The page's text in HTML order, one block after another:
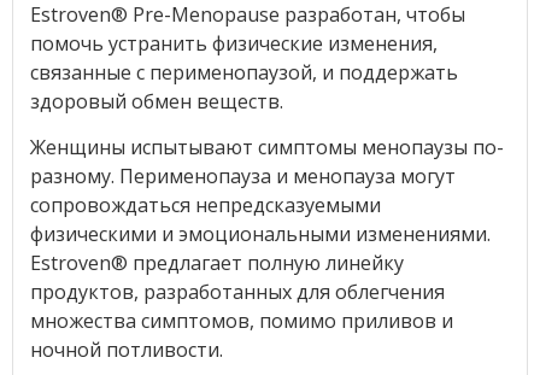
Estroven® Pre-Menopause разработан, чтобы
помочь устранить физические изменения,
связанные с перименопаузой, и поддержать
здоровый обмен веществ.
Женщины испытывают симптомы менопаузы по-
разному. Перименопауза и менопауза могут
сопровождаться непредсказуемыми
физическими и эмоциональными изменениями.
Estroven® предлагает полную линейку
продуктов, разработанных для облегчения
множества симптомов, помимо приливов и
ночной потливости.